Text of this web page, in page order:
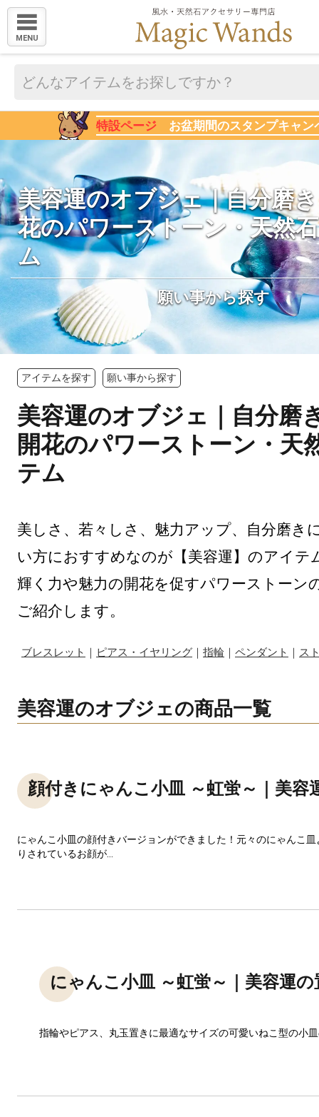
MENU
特設ページ お盆期間のスタンプキャン
美容運のオブジェ｜自分磨
花のパワーストーン・天然
ム
願い事から探す
アイテムを探す 願い事から探す
美容運のオブジェ｜自分磨
開花のパワーストーン・天
テム
美しさ、若々しさ、魅力アップ、自分磨き
い方におすすめなのが【美容運】のアイテ
輝く力や魅力の開花を促すパワーストーン
ご紹介します。
ブレスレット ｜ ピアス・イヤリング ｜ 指輪 ｜ ペンダント ｜ ス
美容運のオブジェの商品一覧
顔付きにゃんこ小皿 ～虹蛍～｜美容
にゃんこ小皿の顔付きバージョンができました！元々のにゃんこ
りされているお顔が...
にゃんこ小皿 ～虹蛍～｜美容運の
指輪やピアス、丸玉置きに最適なサイズの可愛いねこ型の小